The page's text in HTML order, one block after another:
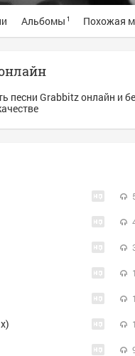
Альбомы 1 Похожая
песни Grabbitz онлайн и